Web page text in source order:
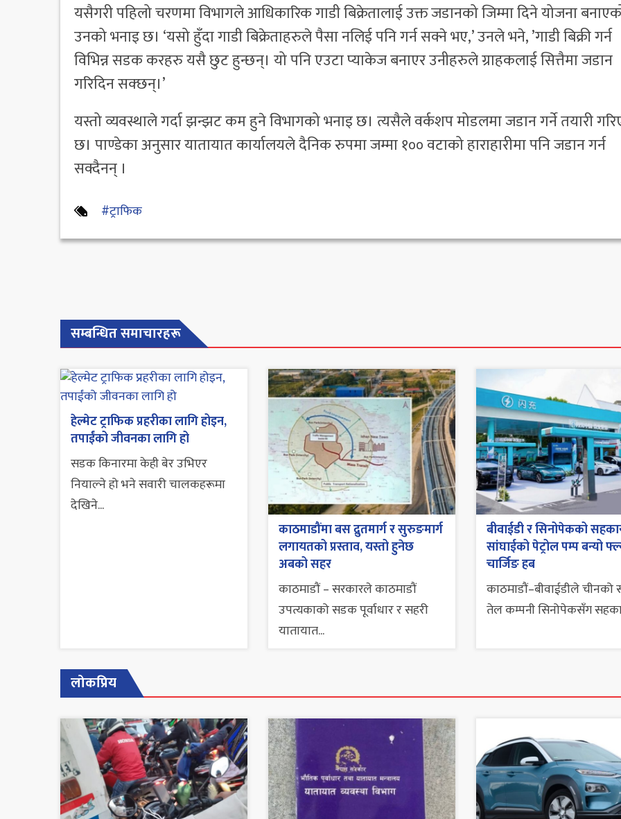
यसैगरी पहिलो चरणमा विभागले आधिकारिक गाडी बिक्रेतालाई उक्त जडानको जिम्मा दिने योजना
उनको भनाइ छ। ‘यसो हुँदा गाडी बिक्रेताहरुले पैसा नलिई पनि गर्न सक्ने भए,’ उनले भने, ’गाडी बिक्री गर्न
विभिन्न सडक करहरु यसै छुट हुन्छन्। यो पनि एउटा प्याकेज बनाएर उनीहरुले ग्राहकलाई सित्तैमा जडान
गरिदिन सक्छन्।’
यस्तो व्यवस्थाले गर्दा झन्झट कम हुने विभागको भनाइ छ। त्यसैले वर्कशप मोडलमा जडान गर्ने तयारी
छ। पाण्डेका अनुसार यातायात कार्यालयले दैनिक रुपमा जम्मा १०० वटाको हाराहारीमा पनि जडान गर्न
सक्दैनन् ।
#ट्राफिक
सम्बन्धित समाचारहरू
हेल्मेट ट्राफिक प्रहरीका लागि होइन,
तपाईंको जीवनका लागि हो
सडक किनारमा केही बेर उभिएर
नियाल्ने हो भने सवारी चालकहरूमा
देखिने...
काठमाडौंमा बस द्रुतमार्ग र सुरुङमार्ग
लगायतको प्रस्ताव, यस्तो हुनेछ
अबको सहर
काठमाडौं – सरकारले काठमाडौं
उपत्यकाको सडक पूर्वाधार र सहरी
यातायात...
बीवाईडी र सिनोपेकको
सांघाईको पेट्रोल पम्प बन्यो
चार्जिङ हब
काठमाडौं–बीवाईडीले चीनको
तेल कम्पनी सिनोपेकसँग
लोकप्रिय